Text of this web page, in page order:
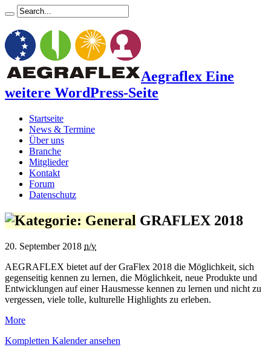
Aegraflex Eine
weitere WordPress-Seite
Startseite
News & Termine
Über uns
Branche
Mitglieder
Kontakt
Forum
Datenschutz
GRAFLEX 2018
20. September 2018 n/v
AEGRAFLEX bietet auf der GraFlex 2018 die Möglichkeit, sich
gegenseitig kennen zu lernen, die Möglichkeit, neue Produkte und
Entwicklungen auf einer Hausmesse kennen zu lernen und nicht zu
vergessen, viele tolle, kulturelle Highlights zu erleben.
Moreabout
2018
Kompletten Kalender ansehen